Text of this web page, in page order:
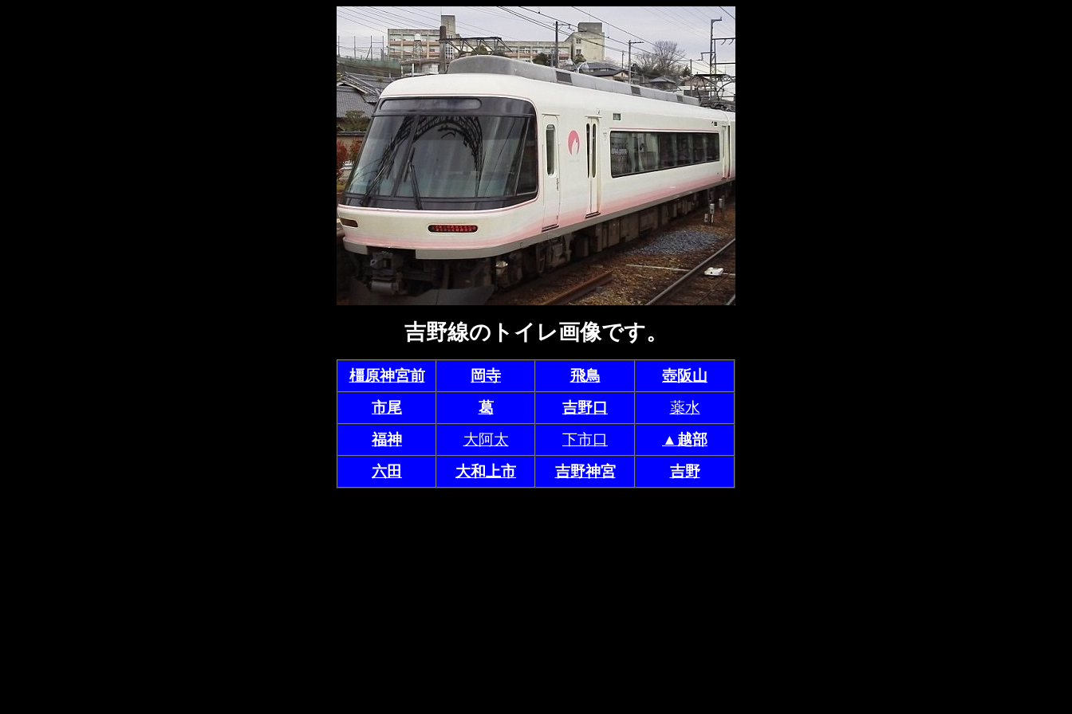
吉野線のトイレ画像です。
橿原神宮前 岡寺 飛鳥
壺阪山
市尾
葛 吉野口
薬水
福神
大阿太 下市口
▲越部
六田
大和上市 吉野神宮 吉野